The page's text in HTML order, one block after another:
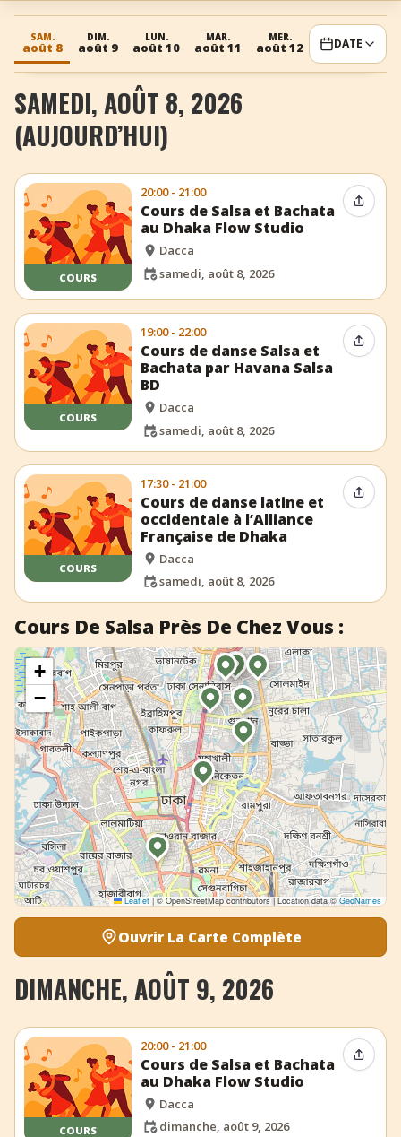
+ Ajouter un événement
SAM.
août 8
DIM.
août 9
LUN.
août 10
MAR.
août 11
MER.
août 12
JEU.
août 13
DATE
SAMEDI, AOÛT 8, 2026
(AUJOURD’HUI)
COURS
20:00 - 21:00
Cours de Salsa et Bachata
au Dhaka Flow Studio
Dacca
samedi, août 8, 2026
COURS
19:00 - 22:00
Cours de danse Salsa et
Bachata par Havana Salsa
BD
Dacca
samedi, août 8, 2026
COURS
17:30 - 21:00
Cours de danse latine et
occidentale à l’Alliance
Française de Dhaka
Dacca
samedi, août 8, 2026
Cours De Salsa Près De Chez Vous :
+
−
Leaflet |© OpenStreetMap contributors | Location data ©GeoNames
Ouvrir La Carte Complète
DIMANCHE, AOÛT 9, 2026
COURS
20:00 - 21:00
Cours de Salsa et Bachata
au Dhaka Flow Studio
Dacca
dimanche, août 9, 2026